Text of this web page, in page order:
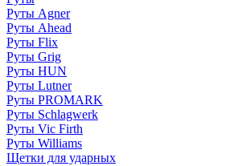
Руты Agner
Руты Ahead
Руты Flix
Руты Grig
Руты HUN
Руты Lutner
Руты PROMARK
Руты Schlagwerk
Руты Vic Firth
Руты Williams
Щетки для ударных